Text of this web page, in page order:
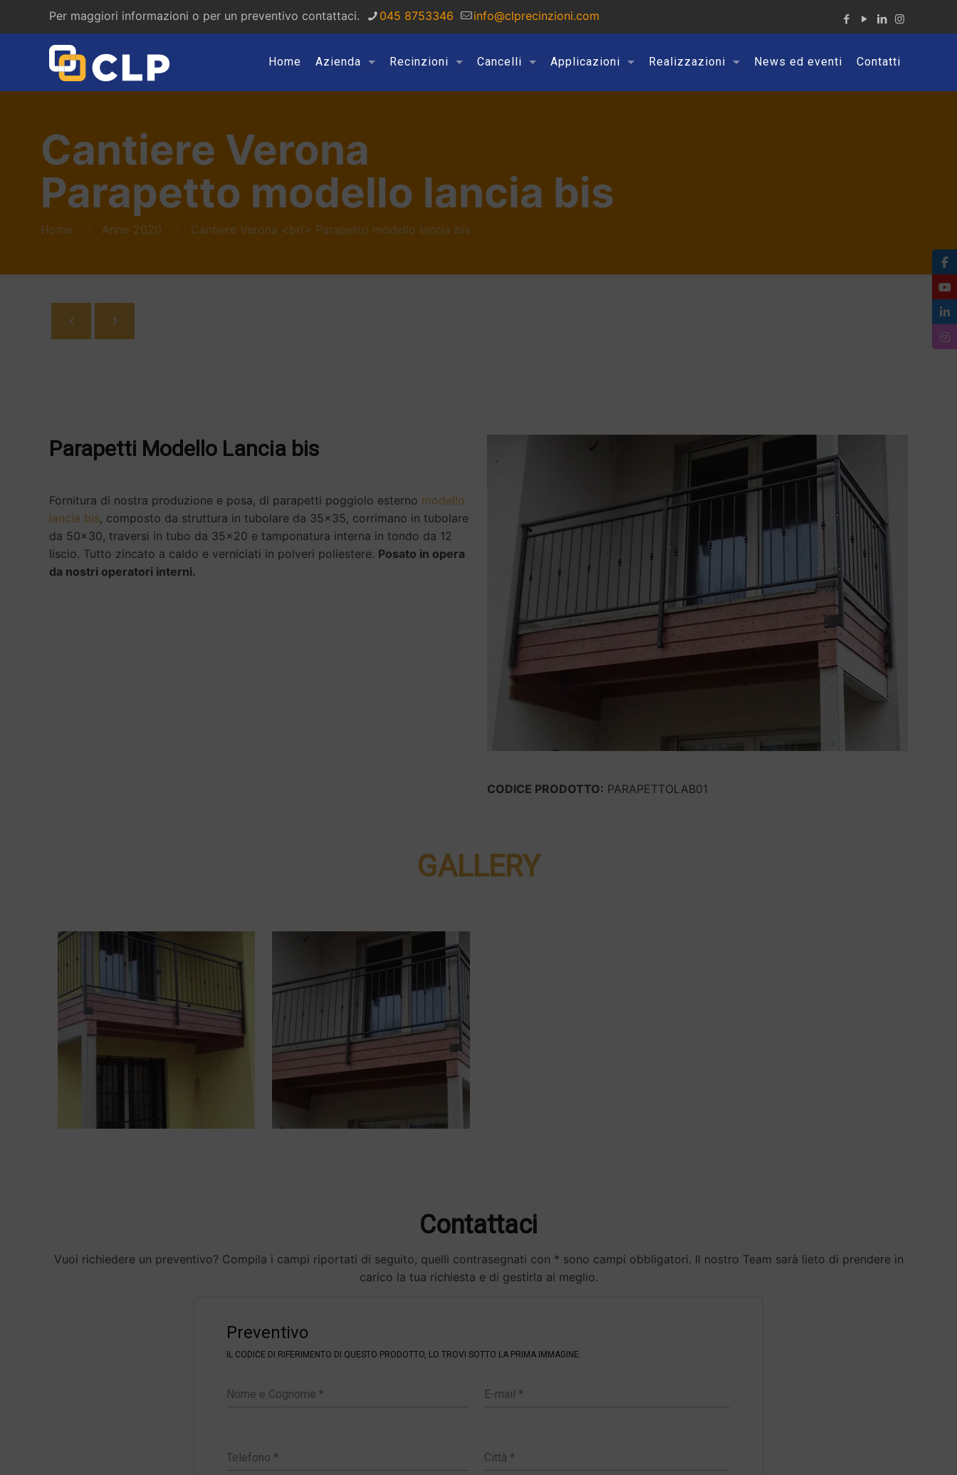
Per maggiori informazioni o per un preventivo contattaci. 045 8753346 info@clprecinzioni.com
Home Azienda Recinzioni Cancelli Applicazioni Realizzazioni News ed eventi Contatti
Cantiere Verona
Parapetto modello lancia bis
Home Anno 2020 Cantiere Verona <br/> Parapetto modello lancia bis
Parapetti Modello Lancia bis
Fornitura di nostra produzione e posa, di parapetti poggiolo esterno modello
lancia bis, composto da struttura in tubolare da 35x35, corrimano in tubolare
da 50x30, traversi in tubo da 35x20 e tamponatura interna in tondo da 12
liscio. Tutto zincato a caldo e verniciati in polveri poliestere. Posato in opera
da nostri operatori interni.
CODICE PRODOTTO: PARAPETTOLAB01
GALLERY
Contattaci
Vuoi richiedere un preventivo? Compila i campi riportati di seguito, quelli contrasegnati con * sono campi obbligatori. Il nostro Team sarà lieto di prendere in
carico la tua richiesta e di gestirla al meglio.
Preventivo
IL CODICE DI RIFERIMENTO DI QUESTO PRODOTTO, LO TROVI SOTTO LA PRIMA IMMAGINE.